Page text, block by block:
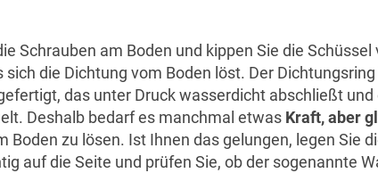
Schrauben am Boden und kippen Sie die Schüssel
sich die Dichtung vom Boden löst. Der
das unter Druck wasserdicht abschließt und
Deshalb bedarf es manchmal etwas Kraft, aber
Boden zu lösen. Ist Ihnen das gelungen, legen Sie
auf die Seite und prüfen Sie, ob der sogenannte